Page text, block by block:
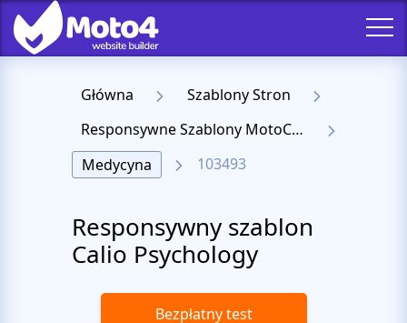
Główna
Szablony Stron
Responsywne Szablony MotoCMS 3
Medycyna
103493
Responsywny szablon
Calio Psychology
Bezpłatny test